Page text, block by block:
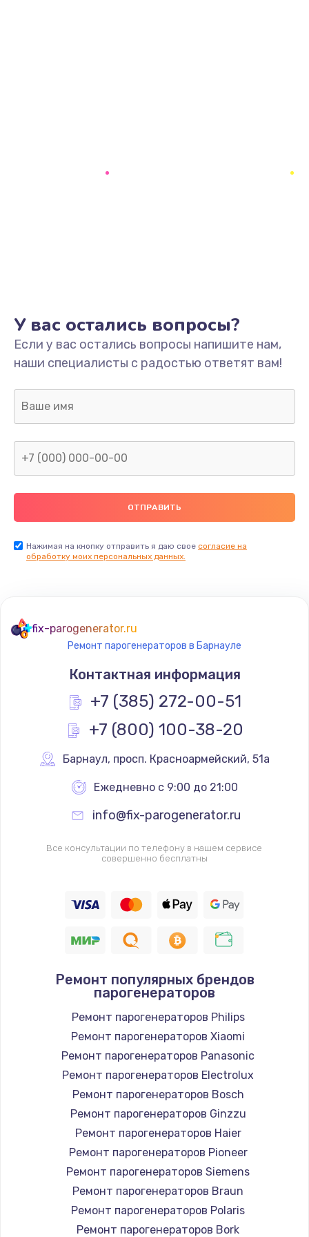
У вас остались вопросы?
Если у вас остались вопросы напишите нам,
наши специалисты с радостью ответят вам!
Нажимая на кнопку отправить я даю свое согласие на
обработку моих персональных данных.
fix-parogenerator.ru
Ремонт парогенераторов в Барнауле
Контактная информация
+7 (385) 272-00-51
+7 (800) 100-38-20
Барнаул, просп. Красноармейский, 51а
Ежедневно с 9:00 до 21:00
info@fix-parogenerator.ru
Все консультации по телефону в нашем сервисе
совершенно бесплатны
Ремонт популярных брендов
парогенераторов
Ремонт парогенераторов Philips
Ремонт парогенераторов Xiaomi
Ремонт парогенераторов Panasonic
Ремонт парогенераторов Electrolux
Ремонт парогенераторов Bosch
Ремонт парогенераторов Ginzzu
Ремонт парогенераторов Haier
Ремонт парогенераторов Pioneer
Ремонт парогенераторов Siemens
Ремонт парогенераторов Braun
Ремонт парогенераторов Polaris
Ремонт парогенераторов Bork